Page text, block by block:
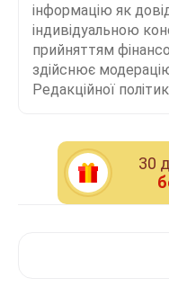
інформацію як
індивідуальною
прийняттям
здійснює
Редакційної
30